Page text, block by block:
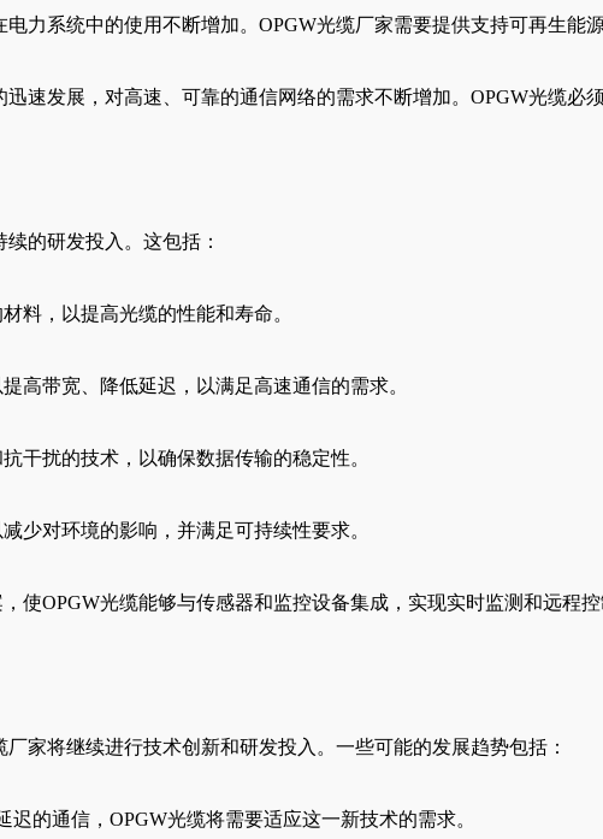
力系统中的使用不断增加。OPGW光缆厂家需要提供支持可再生能
速发展，对高速、可靠的通信网络的需求不断增加。OPGW光缆必
的研发投入。这包括：
料，以提高光缆的性能和寿命。
高带宽、降低延迟，以满足高速通信的需求。
干扰的技术，以确保数据传输的稳定性。
少对环境的影响，并满足可持续性要求。
使OPGW光缆能够与传感器和监控设备集成，实现实时监测和远程
家将继续进行技术创新和研发投入。一些可能的发展趋势包括：
的通信，OPGW光缆将需要适应这一新技术的需求。